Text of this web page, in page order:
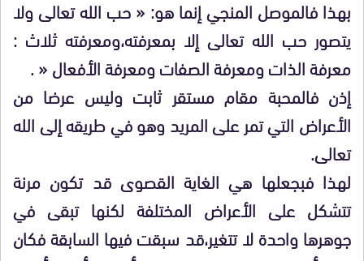
بهذا فالموصل المنجي إنما هو: « حب الله تعالى ولا
يتصور حب الله تعالى إلا بمعرفته،ومعرفته ثلاث :
معرفة الذات ومعرفة الصفات ومعرفة الأفعال « .
إذن فالمحبة مقام مستقر ثابت وليس عرضا من
الأعراض التي تمر على المريد وهو في طريقه إلى الله
تعالى.
لهذا فبجعلها هي الغاية القصوى قد تكون مرنة
تتشكل على الأعراض المختلفة لكنها تبقى في
جوهرها واحدة لا تتغير،قد سبقت فيها السابقة فكان